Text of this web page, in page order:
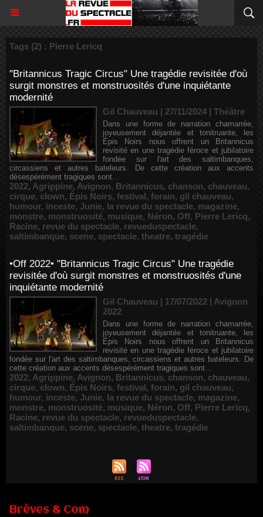
Tags (2) : Pierre Lericq
"Britannicus Tragic Circus" Une tragédie revisitée d'où
surgit monstres et monstruosités d'une inquiétante
modernité
Gil Chauveau | 27/11/2024 | Théâtre
Dans une forme de narration chamarrée,
joyeusement déjantée et tonitruante, les
Épis Noirs nous offrent un Britannicus
revisité en une tragédie féroce et jubilatoire
fondée sur l'art des saltimbanques,
circassiens et autres bateleurs. De cette création aux accents
désespérément tragiques sont...
2022, Agrippine, Avignon, Britannicus, chanson, chauveau,
cirque, clown, Épis Noirs, festival, forain, gil chauveau,
humour, inceste, Junie, la revue du spectacle, magazine,
monstre, monstruosité, musique, Néron, Off, Pierre Lericq,
Racine, revue du spectacle, revueduspectacle,
saltimbanque, scene, spectacle, theatre, tragédie
•Off 2022• "Britannicus Tragic Circus" Une tragédie
revisitée d'où surgit monstres et monstruosités d'une
inquiétante modernité
Gil Chauveau | 17/07/2022 | Avignon
2022
Dans une forme de narration chamarrée,
joyeusement déjantée et tonitruante, les
Épis Noirs nous offrent un Britannicus
revisité en une tragédie féroce et jubilatoire
fondée sur l'art des saltimbanques, circassiens et autres bateleurs. De
cette création aux accents désespérément tragiques sont...
2022, Agrippine, Avignon, Britannicus, chanson, chauveau,
cirque, clown, Épis Noirs, festival, forain, gil chauveau,
humour, inceste, Junie, la revue du spectacle, magazine,
monstre, monstruosité, musique, Néron, Off, Pierre Lericq,
Racine, revue du spectacle, revueduspectacle,
saltimbanque, scene, spectacle, theatre, tragédie
Brèves & Com